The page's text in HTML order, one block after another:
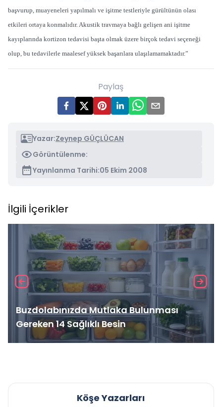
başvurup, muayeneleri yapılmalı ve işitme testleriyle gürültünün olası
etkileri ortaya konmalıdır. Akustik travmaya bağlı gelişen ani işitme
kayıplarında kortizon tedavisi başta olmak üzere birçok tedavi seçeneği
olup, bu tedavilerle maalesef yüksek başarılara ulaşılamamaktadır.”
Paylaş
Yazar:Zeynep GÜÇLÜCAN
Görüntülenme:
Yayınlanma Tarihi:05 Ekim 2008
İlgili İçerikler
Buzdolabınızda Mutlaka Bulunması
Gereken 14 Sağlıklı Besin
Köşe Yazarları